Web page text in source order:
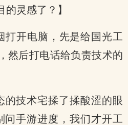
灵感了？】
打开电脑，先是给国光工
然后打电话给负责技术的
的技术宅揉了揉酸涩的眼
问手游进度，我们才开工